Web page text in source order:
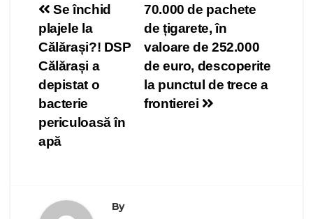
Navigare
în
articole
70.000 de pachete
de țigarete, în
valoare de 252.000
de euro, descoperite
la punctul de trece a
frontierei
Se închid
plajele la
Călărași?! DSP
Călărași a
depistat o
bacterie
periculoasă în
apă
By